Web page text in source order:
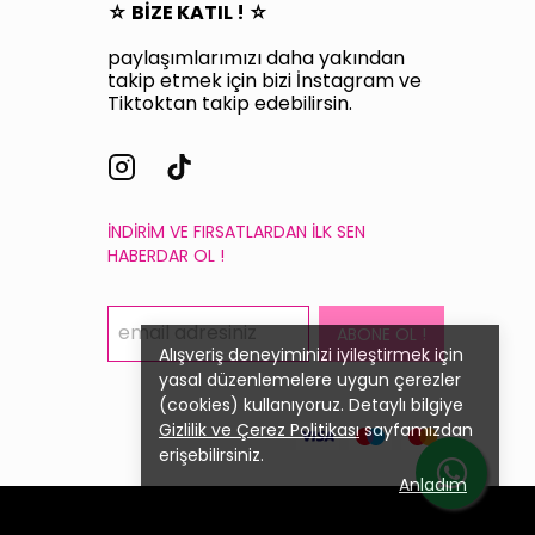
Alışveriş deneyiminizi iyileştirmek için
yasal düzenlemelere uygun çerezler
(cookies) kullanıyoruz. Detaylı bilgiye
Gizlilik ve Çerez Politikasısayfamızdan
erişebilirsiniz.
Anladım
☆ BİZE KATIL ! ☆
paylaşımlarımızı daha yakından
takip etmek için bizi İnstagram ve
Tiktoktan takip edebilirsin.
İNDİRİM VE FIRSATLARDAN İLK SEN
HABERDAR OL !
ABONE OL !